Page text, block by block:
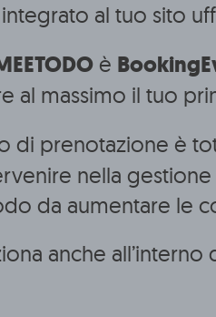
al tuo sito
è
al massimo il tuo
di prenotazione è
nella
da aumentare le
anche